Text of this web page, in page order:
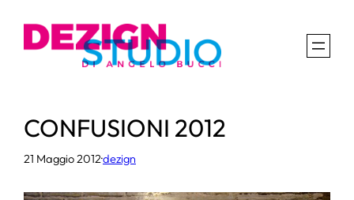
CONFUSIONI 2012
21 Maggio 2012·dezign